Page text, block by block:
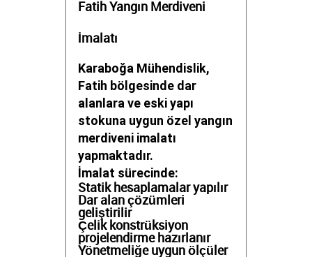
Fatih Yangın Merdiveni
İmalatı
Karaboğa Mühendislik,
Fatih bölgesinde dar
alanlara ve eski yapı
stokuna uygun özel yangın
merdiveni imalatı
yapmaktadır.
İmalat sürecinde:
Statik hesaplamalar yapılır
Dar alan çözümleri
geliştirilir
Çelik konstrüksiyon
projelendirme hazırlanır
Yönetmeliğe uygun ölçüler